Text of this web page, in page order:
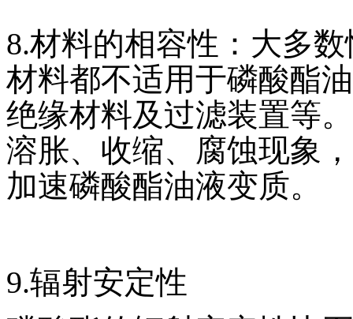
8.材料的相容性：大多
材料都不适用于磷酸酯
绝缘材料及过滤装置等
溶胀、收缩、腐蚀现象
加速磷酸酯油液变质。
9.辐射安定性